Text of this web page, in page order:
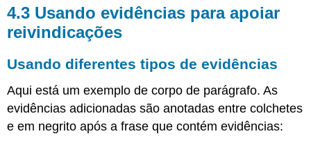
Usando
evidências
para
reivindicações
diferentes
tipos
de
evidências
4.3 Usando evidências para apoiar
reivindicações
Usando diferentes tipos de evidências
Aqui está um exemplo de corpo de parágrafo. As
evidências adicionadas são anotadas entre colchetes
e em negrito após a frase que contém evidências: